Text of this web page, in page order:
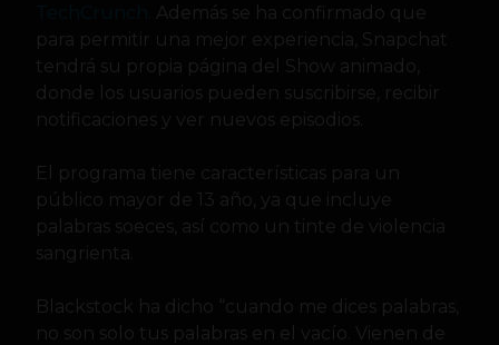
Además se ha confirmado que
para permitir una mejor experiencia, Snapchat
tendrá su propia página del Show animado,
donde los usuarios pueden suscribirse, recibir
notificaciones y ver nuevos episodios.
El programa tiene características para un
público mayor de 13 año, ya que incluye
palabras soeces, así como un tinte de violencia
sangrienta.
Blackstock ha dicho “cuando me dices palabras,
no son solo tus palabras en el vacío. Vienen de